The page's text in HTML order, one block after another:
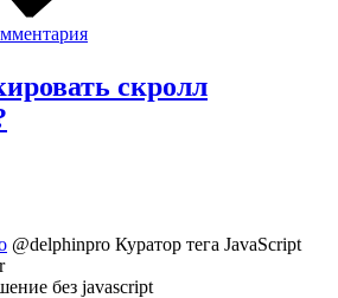
скролл
@delphinpro Куратор тега JavaScript
без javascript